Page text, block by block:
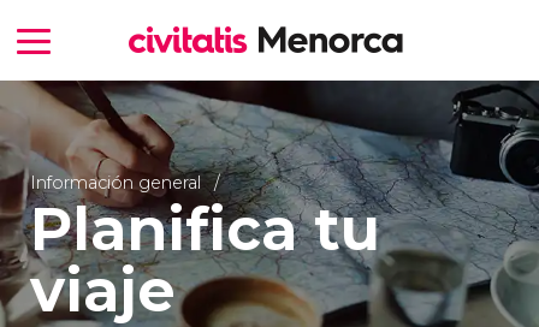
Información general
Planifica tu
viaje